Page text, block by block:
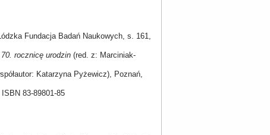
Fundacja Badań Naukowych, s. 161,
rocznicę urodzin (red. z: Marciniak-
Katarzyna Pyżewicz), Poznań,
83-89801-85